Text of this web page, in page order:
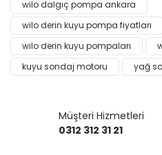
Yorum
Ürün resmi kalitesiz, bozuk
Ürün açıklamasında eksik
Ürün bilgilerinde hatalar
Ürün fiyatı diğer sitelerden
wilo dalgıç pompa ankara
wilo derin kuyu pompa fiyatları
wilo derin kuyu pompaları
kuyu sondaj motoru
yağ
Müşteri Hizmetleri
0312 312 31 21